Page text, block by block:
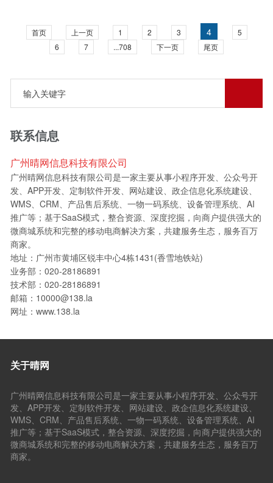
首页 上一页 1 2 3 4
5
6
7 ...708 下一页 尾页
联系信息
广州晴网信息科技有限公司
广州晴网信息科技有限公司是一家主要从事小程序开发、公众号开
发、APP开发、定制软件开发、网站建设、政企信息化系统建设、
WMS、CRM、产品售后系统、一物一码系统、设备管理系统、AI
推广等；基于SaaS模式，整合资源、深度挖掘，向商户提供强大的
微商城系统和完整的移动电商解决方案，共建服务生态，服务百万
商家。
地址：广州市黄埔区锐丰中心4栋1431(香雪地铁站)
业务部：020-28186891
技术部：020-28186891
邮箱：10000@138.la
网址：www.138.la
关于晴网
广州晴网信息科技有限公司是一家主要从事小程序开发、公众号开
发、APP开发、定制软件开发、网站建设、政企信息化系统建设、
WMS、CRM、产品售后系统、一物一码系统、设备管理系统、AI
推广等；基于SaaS模式，整合资源、深度挖掘，向商户提供强大的
微商城系统和完整的移动电商解决方案，共建服务生态，服务百万
商家。